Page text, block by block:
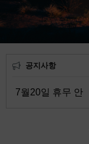
공지사항
7월20일 휴무 안